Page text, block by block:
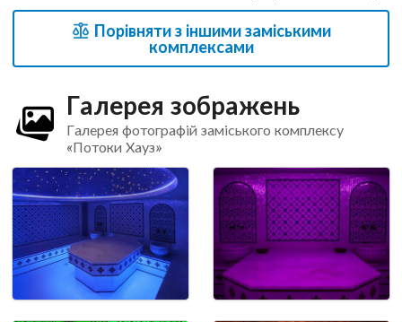
Порівняти з іншими заміськими
комплексами
Галерея зображень
Галерея фотографій заміського комплексу
«Потоки Хауз»